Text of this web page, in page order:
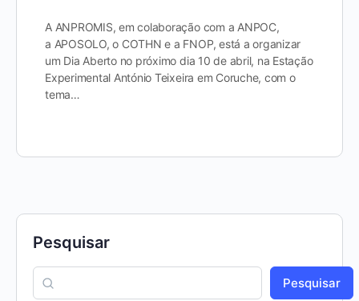
A ANPROMIS, em colaboração com a ANPOC,
a APOSOLO, o COTHN e a FNOP, está a organizar
um Dia Aberto no próximo dia 10 de abril, na Estação
Experimental António Teixeira em Coruche, com o
tema…
Pesquisar
Pesquisar